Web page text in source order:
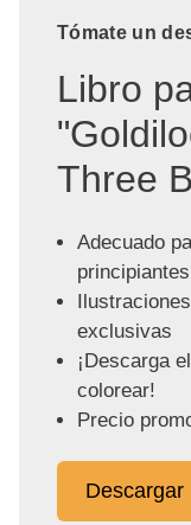
Tómate un
Libro
Three
Adecuado
exclusivas
¡Descarga
colorear!
Precio
Descargar